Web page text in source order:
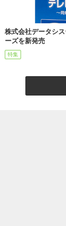
株式会社データシ
ーズを新発売
特集